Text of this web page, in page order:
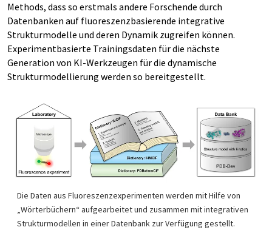
Methods, dass so erstmals andere Forschende durch
Datenbanken auf fluoreszenzbasierende integrative
Strukturmodelle und deren Dynamik zugreifen können.
Experimentbasierte Trainingsdaten für die nächste
Generation von KI-Werkzeugen für die dynamische
Strukturmodellierung werden so bereitgestellt.
Die Daten aus Fluoreszenzexperimenten werden mit Hilfe von
„Wörterbüchern“ aufgearbeitet und zusammen mit integrativen
Strukturmodellen in einer Datenbank zur Verfügung gestellt.